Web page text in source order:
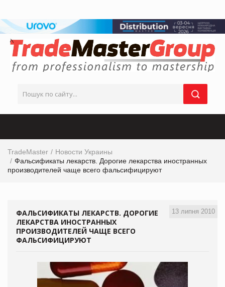
TradeMaster
Новости Украины
Фальсификаты лекарств. Дорогие лекарства иностранных
производителей чаще всего фальсифицируют
13 липня 2010
ФАЛЬСИФИКАТЫ ЛЕКАРСТВ. ДОРОГИЕ
ЛЕКАРСТВА ИНОСТРАННЫХ
ПРОИЗВОДИТЕЛЕЙ ЧАЩЕ ВСЕГО
ФАЛЬСИФИЦИРУЮТ